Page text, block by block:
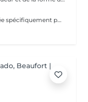
Manucure de haute qualité, sélectionnée spécifiquement pour vos mains, en tenant compte de toutes les nuances.